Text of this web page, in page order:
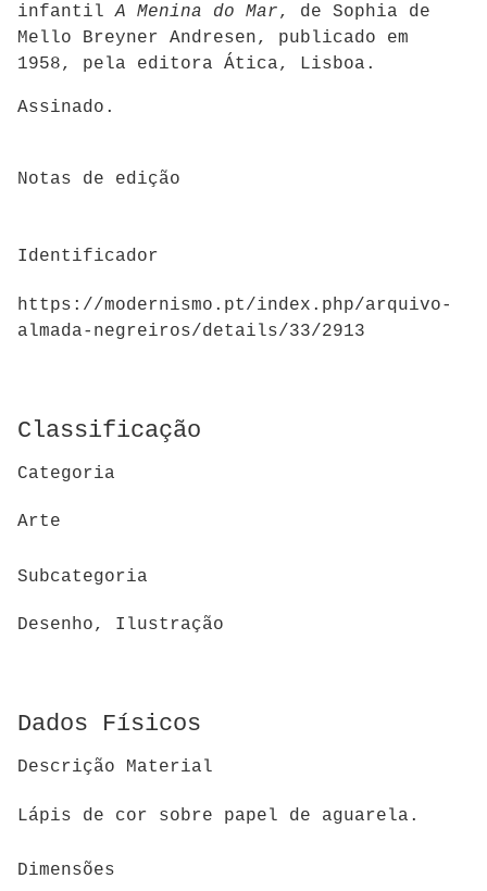
infantilA Menina do Mar, de Sophia de
Mello Breyner Andresen, publicado em
1958, pela editora Ática, Lisboa.
Assinado.
Notas de edição
Identificador
https://modernismo.pt/index.php/arquivo-
almada-negreiros/details/33/2913
Classificação
Categoria
Arte
Subcategoria
Desenho, Ilustração
Dados Físicos
Descrição Material
Lápis de cor sobre papel de aguarela.
Dimensões